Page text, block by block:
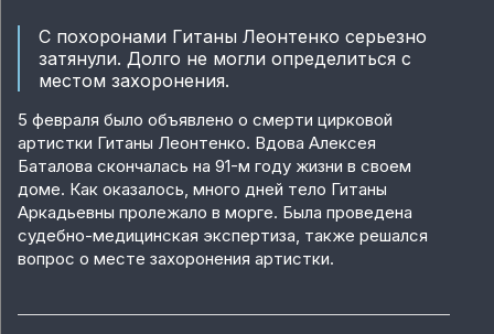
С похоронами Гитаны Леонтенко серьезно
затянули. Долго не могли определиться с
местом захоронения.
5 февраля было объявлено о смерти цирковой
артистки Гитаны Леонтенко. Вдова Алексея
Баталова скончалась на 91-м году жизни в своем
доме. Как оказалось, много дней тело Гитаны
Аркадьевны пролежало в морге. Была проведена
судебно-медицинская экспертиза, также решался
вопрос о месте захоронения артистки.